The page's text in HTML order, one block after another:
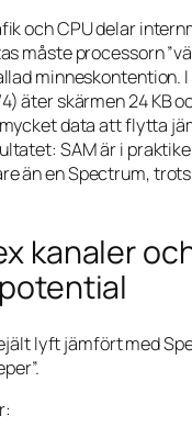
och CPU delar
måste processorn
minneskontention.
äter skärmen 24 KB
data att flytta
SAM är i
än en Spectrum,
kanaler
lyft jämfört med